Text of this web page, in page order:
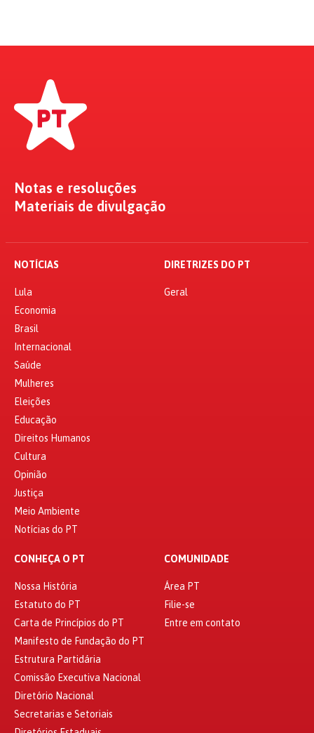
Notas e resoluções
Materiais de divulgação
NOTÍCIAS
Lula
Economia
Brasil
Internacional
Saúde
Mulheres
Eleições
Educação
Direitos Humanos
Cultura
Opinião
Justiça
Meio Ambiente
Notícias do PT
DIRETRIZES DO PT
Geral
CONHEÇA O PT
Nossa História
Estatuto do PT
Carta de Princípios do PT
Manifesto de Fundação do PT
Estrutura Partidária
Comissão Executiva Nacional
Diretório Nacional
Secretarias e Setoriais
COMUNIDADE
Área PT
Filie-se
Entre em contato